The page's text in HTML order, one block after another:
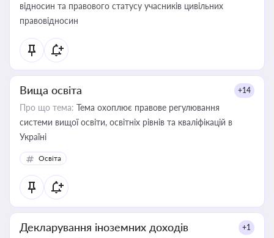
відносин та правового статусу учасників цивільних
правовідносин
Вища освіта +14
Про що тема: Тема охоплює правове регулювання
системи вищої освіти, освітніх рівнів та кваліфікацій в
Україні
Освіта
Декларування іноземних доходів +1